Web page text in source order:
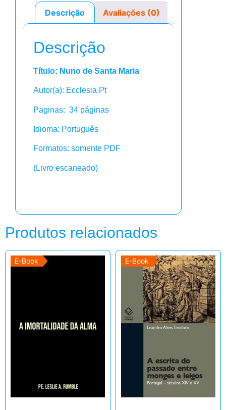
Descrição Avaliações (0)
Descrição
Título: Nuno de Santa Maria
Autor(a): Ecclesia.Pt
Paginas: 34 páginas
Idioma: Português
Formatos: somente PDF
(Livro escaneado)
Produtos relacionados
E-Book E-Book